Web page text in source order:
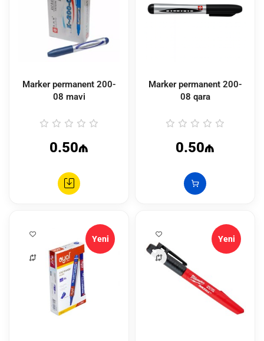
Marker permanent 200-
08 mavi
0.50₼
Marker permanent 200-
08 qara
0.50₼
Yeni Yeni